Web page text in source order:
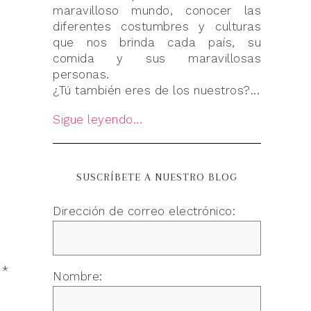
*
maravilloso mundo, conocer las
diferentes costumbres y culturas
que nos brinda cada país, su
comida y sus maravillosas
personas.
¿Tú también eres de los nuestros?...
Sigue leyendo...
SUSCRÍBETE A NUESTRO BLOG
Dirección de correo electrónico:
Nombre: